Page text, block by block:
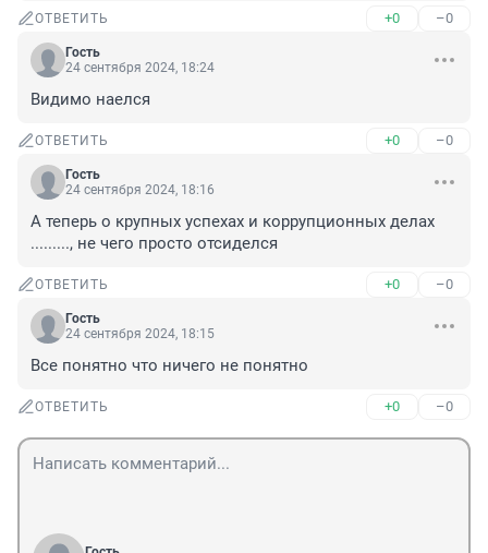
ОТВЕТИТЬ +0 –0
Гость
24 сентября 2024, 18:24
Видимо наелся
ОТВЕТИТЬ +0 –0
Гость
24 сентября 2024, 18:16
А теперь о крупных успехах и коррупционных делах
........., не чего просто отсиделся
ОТВЕТИТЬ +0 –0
Гость
24 сентября 2024, 18:15
Все понятно что ничего не понятно
ОТВЕТИТЬ +0 –0